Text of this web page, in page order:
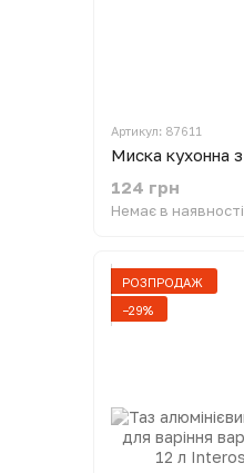
Артикул: 87611
124 грн
Немає в наявності
РОЗПРОДАЖ
−29%